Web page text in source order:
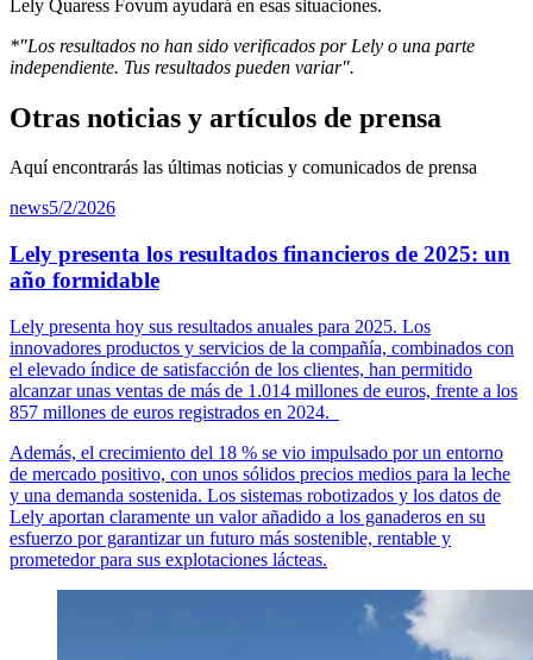
Lely Quaress Fovum ayudará en esas situaciones.
*"Los resultados no han sido verificados por Lely o una parte
independiente. Tus resultados pueden variar".
Otras noticias y artículos de prensa
Aquí encontrarás las últimas noticias y comunicados de prensa
news5/2/2026
Lely presenta los resultados financieros de 2025: un
año formidable
Lely presenta hoy sus resultados anuales para 2025. Los
innovadores productos y servicios de la compañía, combinados con
el elevado índice de satisfacción de los clientes, han permitido
alcanzar unas ventas de más de 1.014 millones de euros, frente a los
857 millones de euros registrados en 2024.
Además, el crecimiento del 18 % se vio impulsado por un entorno
de mercado positivo, con unos sólidos precios medios para la leche
y una demanda sostenida. Los sistemas robotizados y los datos de
Lely aportan claramente un valor añadido a los ganaderos en su
esfuerzo por garantizar un futuro más sostenible, rentable y
prometedor para sus explotaciones lácteas.